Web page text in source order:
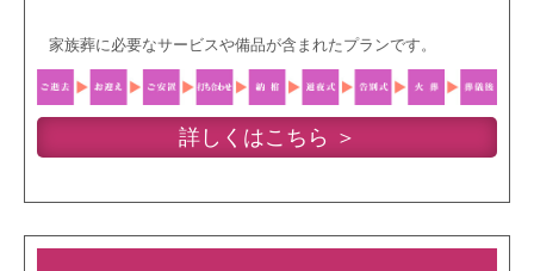
家族葬に必要なサービスや備品が含まれたプランです。
詳しくはこちら ＞